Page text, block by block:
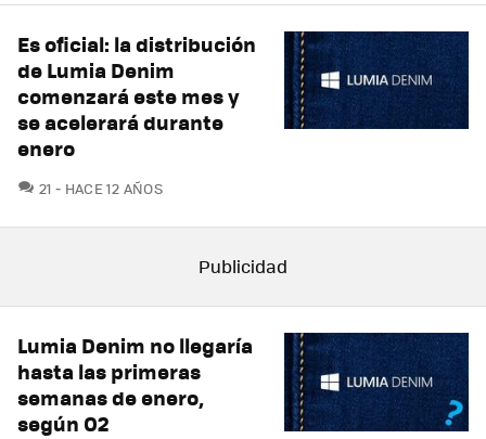
Es oficial: la distribución
de Lumia Denim
comenzará este mes y
se acelerará durante
enero
21 COMENTARIOS
HACE 12 AÑOS
Lumia Denim no llegaría
hasta las primeras
semanas de enero,
según O2